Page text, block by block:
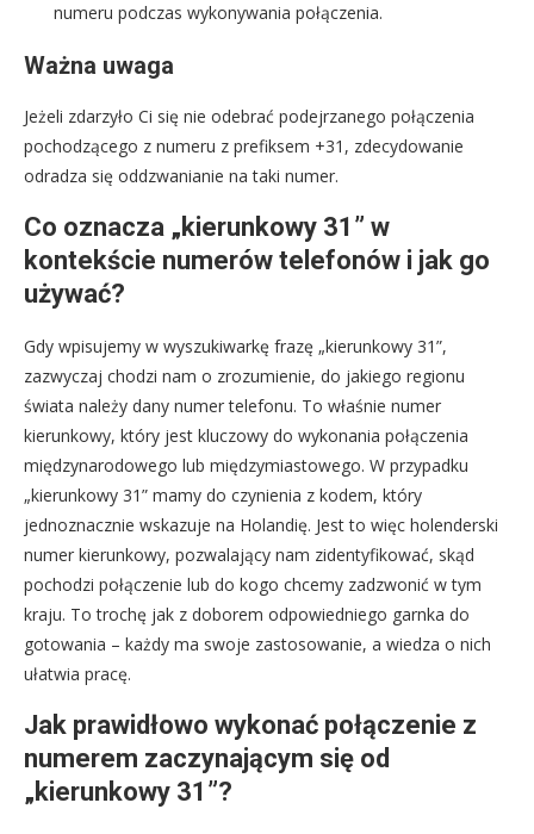
numeru podczas wykonywania połączenia.
Ważna uwaga
Jeżeli zdarzyło Ci się nie odebrać podejrzanego połączenia
pochodzącego z numeru z prefiksem +31, zdecydowanie
odradza się oddzwanianie na taki numer.
Co oznacza „kierunkowy 31” w
kontekście numerów telefonów i jak go
używać?
Gdy wpisujemy w wyszukiwarkę frazę „kierunkowy 31”,
zazwyczaj chodzi nam o zrozumienie, do jakiego regionu
świata należy dany numer telefonu. To właśnie numer
kierunkowy, który jest kluczowy do wykonania połączenia
międzynarodowego lub międzymiastowego. W przypadku
„kierunkowy 31” mamy do czynienia z kodem, który
jednoznacznie wskazuje na Holandię. Jest to więc holenderski
numer kierunkowy, pozwalający nam zidentyfikować, skąd
pochodzi połączenie lub do kogo chcemy zadzwonić w tym
kraju. To trochę jak z doborem odpowiedniego garnka do
gotowania – każdy ma swoje zastosowanie, a wiedza o nich
ułatwia pracę.
Jak prawidłowo wykonać połączenie z
numerem zaczynającym się od
„kierunkowy 31”?